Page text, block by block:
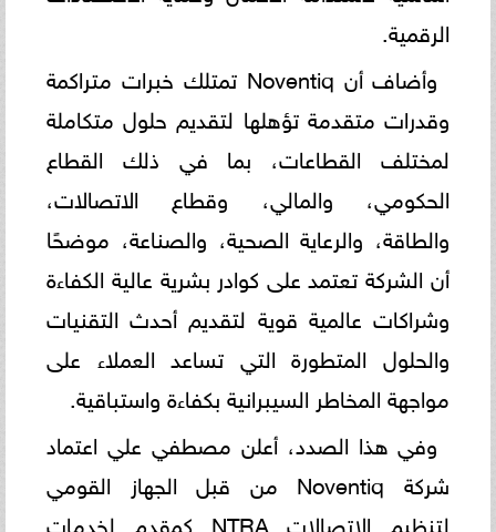
الرقمية.
وأضاف أن Noventiq تمتلك خبرات متراكمة
وقدرات متقدمة تؤهلها لتقديم حلول متكاملة
لمختلف القطاعات، بما في ذلك القطاع
الحكومي، والمالي، وقطاع الاتصالات،
والطاقة، والرعاية الصحية، والصناعة، موضحًا
أن الشركة تعتمد على كوادر بشرية عالية الكفاءة
وشراكات عالمية قوية لتقديم أحدث التقنيات
والحلول المتطورة التي تساعد العملاء على
مواجهة المخاطر السيبرانية بكفاءة واستباقية.
وفي هذا الصدد، أعلن مصطفي علي اعتماد
شركة Noventiq من قبل الجهاز القومي
لتنظيم الاتصالات NTRA كمقدم لخدمات